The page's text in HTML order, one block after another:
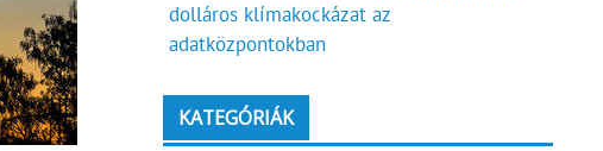
dolláros klímakockázat az
adatközpontokban
KATEGÓRIÁK